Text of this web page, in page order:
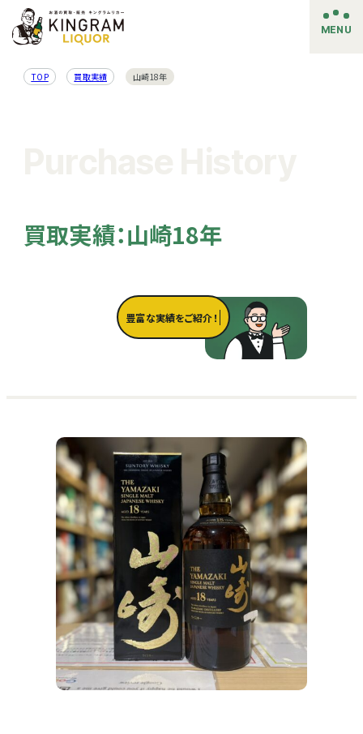
MENU
TOP 買取実績 山崎18年
買取実績：山崎18年
豊富な実績をご紹介！